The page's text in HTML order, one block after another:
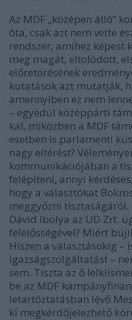
Az MDF „középen álló”
óta, csak azt nem vette
rendszer, amihez képest
meg magát, eltolódott,
előretörésének
kutatások azt mutatják,
amennyiben ez nem
– egyedül középpárti
kal, miközben a MDF
esetben is parlamenti
nagy eltérést?
kommunikációjában a
felépíteni, annyi
hogy a választókat
meggyőzni
Dávid Ibolya az UD Zrt.
felelősségével? Miért
Hiszen a választásokig –
igazságszolgáltatást –
sem. Tiszta az ő
be az MDF
letartóztatásban lévő
ki megkérdőjelezhető